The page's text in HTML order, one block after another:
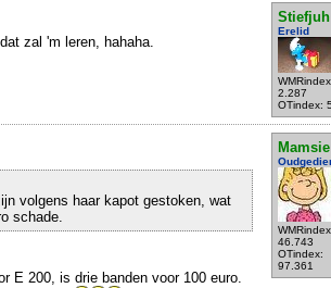
Stiefjuh
Erelid
2.287
OTindex:
zal 'm leren, hahaha.
Mamsie
46.743
OTindex:
97.361
volgens haar kapot gestoken, wat
schade.
E 200, is drie banden voor 100 euro.